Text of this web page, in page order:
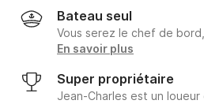
Bateau seul
Vous serez le chef de
En savoir plus
Super propriétaire
Jean-Charles est un